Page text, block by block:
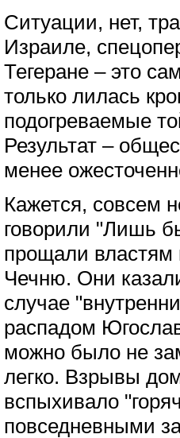
Ситуации, нет,
Израиле,
Тегеране – это
только лилась
подогреваемые
Результат –
менее
Кажется, совсем
говорили "Лишь
прощали властям
Чечню. Они
случае
распадом
можно было не
легко. Взрывы
вспыхивало
повседневными